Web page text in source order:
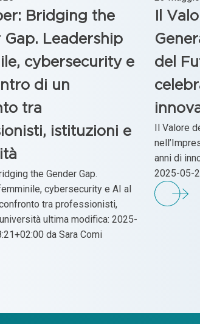
Bridging the
Gap. Leadership
cybersecurity e
di un
tra
istituzioni e
the Gender Gap.
cybersecurity e AI al
tra professionisti,
ultima modifica: 2025-
da Sara Comi
Il
del
Il Valore
anni di
2025-05-